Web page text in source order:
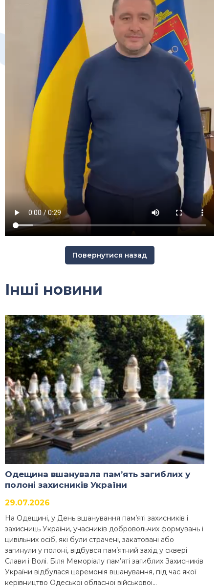
Повернутися назад
Інші новини
Одещина вшанувала пам’ять загиблих у
полоні захисників України
29.07.2026
На Одещині, у День вшанування пам’яті захисників і
захисниць України, учасників добровольчих формувань і
цивільних осіб, які були страчені, закатовані або
загинули у полоні, відбувся памʼятний захід у сквері
Слави і Волі. Біля Меморіалу пам’яті загиблих Захисників
України відбулася церемонія вшанування, під час якої
керівництво Одеської обласної військової…